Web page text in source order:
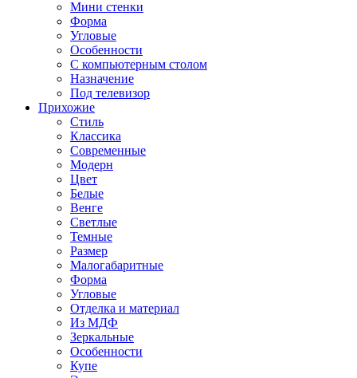
Мини стенки
Форма
Угловые
Особенности
С компьютерным столом
Назначение
Под телевизор
Прихожие
Стиль
Классика
Современные
Модерн
Цвет
Белые
Венге
Светлые
Темные
Размер
Малогабаритные
Форма
Угловые
Отделка и материал
Из МДФ
Зеркальные
Особенности
Купе